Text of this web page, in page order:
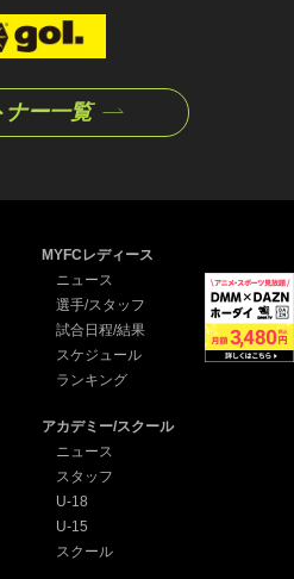
ナー一覧
MYFCレディース
ニュース
選手/スタッフ
試合日程/結果
スケジュール
ランキング
アカデミー/スクール
ニュース
スタッフ
U-18
U-15
スクール